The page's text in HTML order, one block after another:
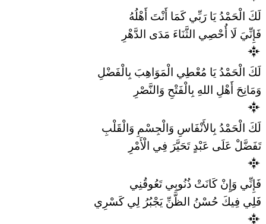
لَكَ الْحَمْدُ يَا رَبِّي كَمَا أَنْتَ أَهْلُهُ
فَإِنِّيَ لَا أُحْصِي الثَّنَاءَ مَدَى الدَّهْرِ
لَكَ الْحَمْدُ يَا مُعْطِي الْمَوَاهِبَ بِالْفَضْلِ
وَمَانِحَ أَهْلِ اللهِ بِالْفَتْحِ وَالنَّصْرِ
لَكَ الْحَمْدُ بِالأَنْفَاسِ وَالْجِسْمِ وَالْقَلْبِ
تَفَضَّلْ عَلَى عَبْدٍ تَحَيَّرَ فِي الْأَمْرِ
فَإِنِّي وَإِنْ كَانَتْ ذُنُوبِي تَعُوقُنِي
فَلِي فِيكَ حُسْنُ الظَّنِّ يَجْبُرُ لِي كَسْرِي